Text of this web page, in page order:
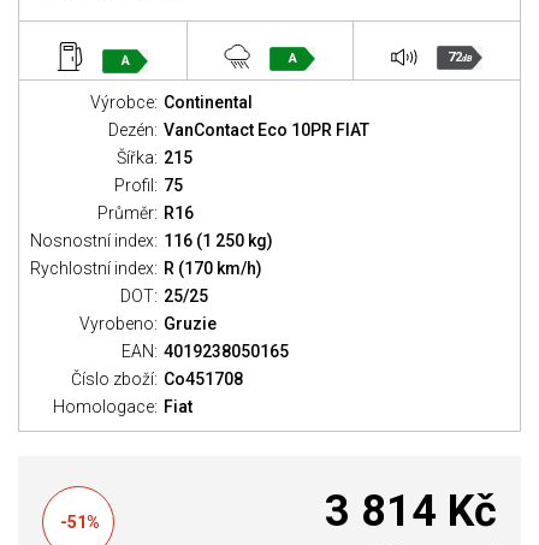
A A 72dB
Výrobce: Continental
Dezén: VanContact Eco 10PR FIAT
Šířka: 215
Profil: 75
Průměr: R16
Nosnostní index: 116 (1 250 kg)
Rychlostní index: R (170 km/h)
DOT: 25/25
Vyrobeno: Gruzie
EAN: 4019238050165
Číslo zboží: Co451708
Homologace: Fiat
-51% 3 814 Kč